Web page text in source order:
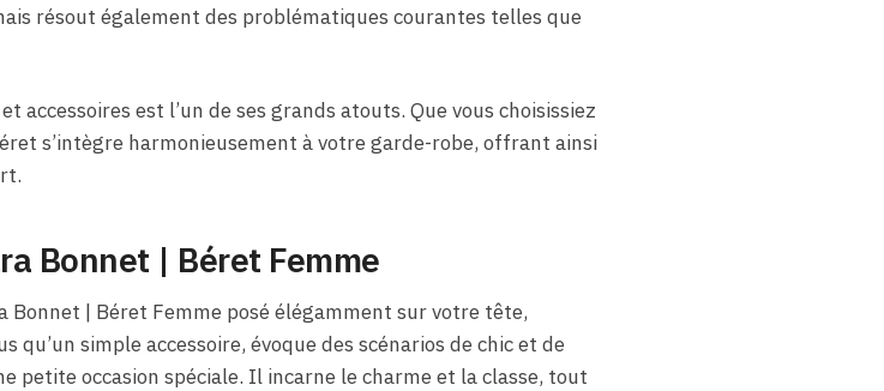
résout également des problématiques courantes telles que
accessoires est l’un de ses grands atouts. Que vous choisissiez
s’intègre harmonieusement à votre garde-robe, offrant ainsi
Bonnet | Béret Femme
Bonnet | Béret Femme posé élégamment sur votre tête,
simple accessoire, évoque des scénarios de chic et de
petite occasion spéciale. Il incarne le charme et la classe, tout